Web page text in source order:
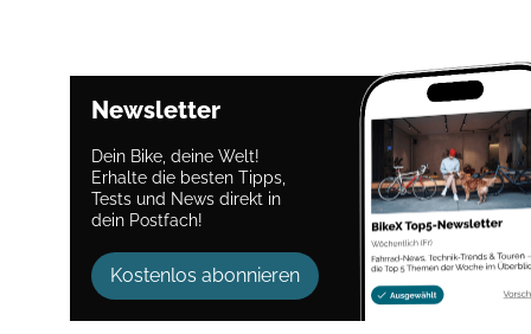
Newsletter
Dein Bike, deine Welt!
Erhalte die besten Tipps,
Tests und News direkt in
dein Postfach!
Kostenlos abonnieren